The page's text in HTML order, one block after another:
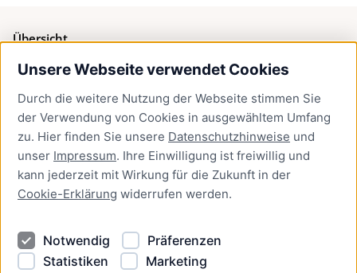
Unsere Webseite verwendet Cookies
Durch die weitere Nutzung der Webseite stimmen Sie
der Verwendung von Cookies in ausgewähltem Umfang
zu. Hier finden Sie unsere Datenschutzhinweise und
unser Impressum. Ihre Einwilligung ist freiwillig und
kann jederzeit mit Wirkung für die Zukunft in der
Cookie-Erklärung widerrufen werden.
Notwendig
Präferenzen
Statistiken
Marketing
Übersicht
Bürgerservice
Presse
Newsletter Lübeck:kompakt
Kontakt
Kontakt
Datenschutzhinweise
Barrierefreiheit